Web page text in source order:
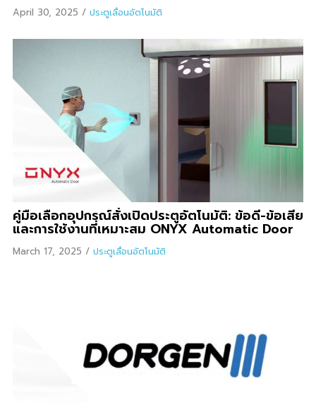
April 30, 2025 / ประตูเลื่อนอัตโนมัติ
คู่มือเลือกอุปกรณ์สั่งเปิดประตูอัตโนมัติ: ข้อดี-ข้อเสีย
และการใช้งานที่เหมาะสม ONYX Automatic Door
March 17, 2025 / ประตูเลื่อนอัตโนมัติ